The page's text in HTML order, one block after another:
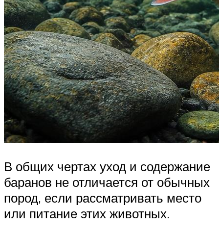
В общих чертах уход и содержание
баранов не отличается от обычных
пород, если рассматривать место
или питание этих животных.